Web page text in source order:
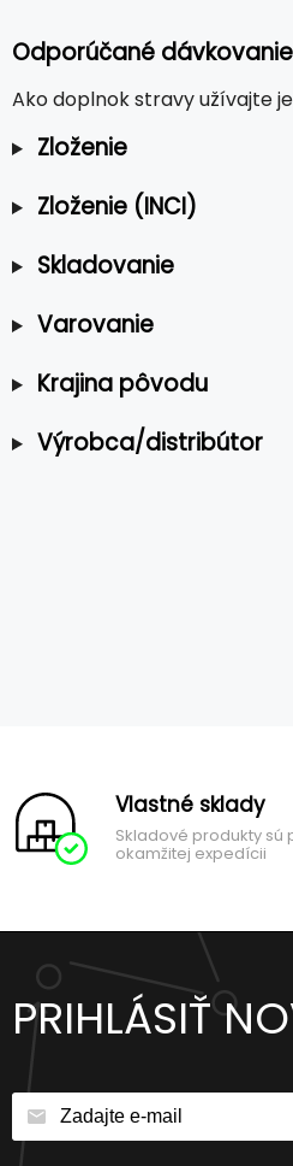
Odporúčané dávkovanie
Ako doplnok stravy užívajte
Zloženie
Zloženie (INCI)
Skladovanie
Varovanie
Krajina pôvodu
Výrobca/distribútor
Vlastné sklady
Skladové produkty sú
okamžitej expedícii
PRIHLÁSIŤ